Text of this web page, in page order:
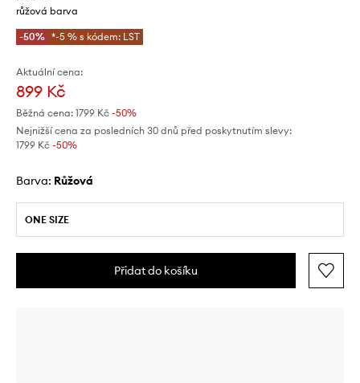
růžová barva
-50% *-5 % s kódem: LST
Aktuální cena:
899 Kč
Běžná cena: 1799 Kč -50%
Nejnižší cena za posledních 30 dnů před poskytnutím slevy:
1799 Kč -50%
Barva: růžová
ONE SIZE
Přidat do košíku